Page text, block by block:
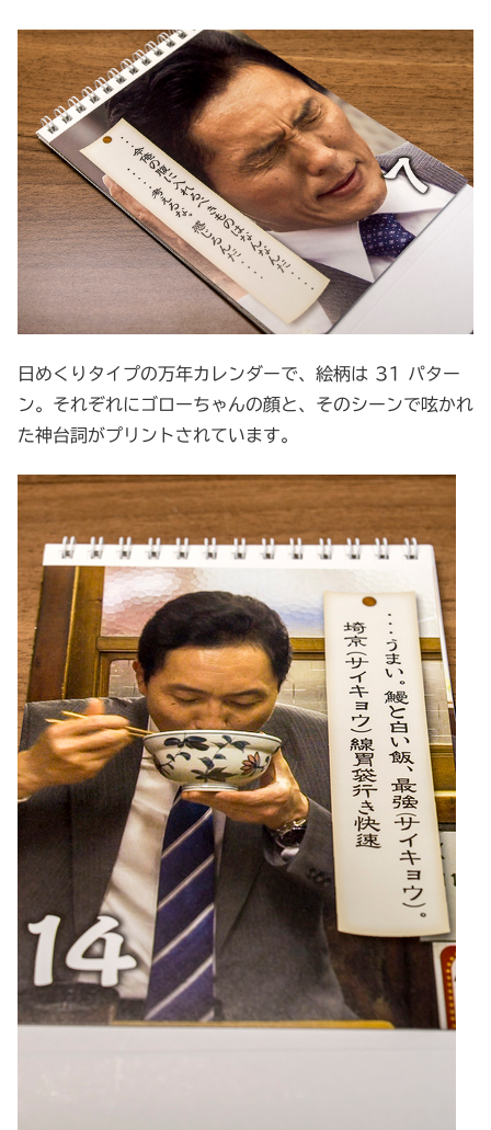
日めくりタイプの万年カレンダーで、絵柄は 31 パター
ン。それぞれにゴローちゃんの顔と、そのシーンで呟かれ
た神台詞がプリントされています。